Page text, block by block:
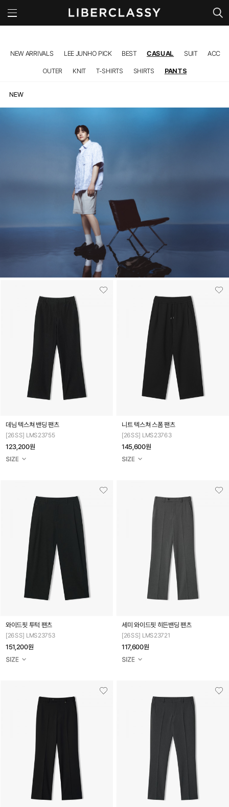
NEW ARRIVALS LEE JUNHO PICK BEST CASUAL SUIT ACC
OUTER KNIT T-SHIRTS SHIRTS PANTS
데님 텍스쳐 밴딩 팬츠
[26SS] LMS23755
123,200원
니트 텍스쳐 스폼 팬츠
[26SS] LMS23763
145,600원
와이드핏 투턱 팬츠
[26SS] LMS23753
151,200원
세미 와이드핏 히든밴딩 팬츠
[26SS] LMS23721
117,600원